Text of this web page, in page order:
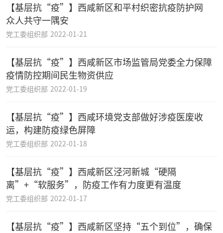
【基层抗“疫”】西咸新区和平村织密抗疫防护网
众人共守一隅安
党工委组织部 2022-01-21
【基层抗“疫”】西咸新区市场监管局党委全力保障
疫情防控期间民生物资供应
党工委组织部 2022-01-19
【基层抗“疫”】西咸环境党支部做好涉疫医废收
运，构建防疫绿色屏障
党工委组织部 2022-01-18
【基层抗“疫”】西咸新区泾河新城“硬隔
离”+“软服务”，防疫工作有力度更有温度
党工委组织部 2022-01-17
【基层抗“疫”】西咸新区坚持“五个到位”，确保